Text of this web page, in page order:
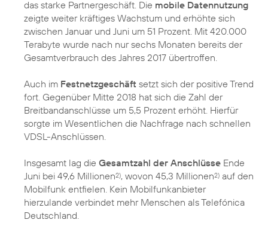
das starke Partnergeschäft. Die mobile Datennutzung
zeigte weiter kräftiges Wachstum und erhöhte sich
zwischen Januar und Juni um 51 Prozent. Mit 420.000
Terabyte wurde nach nur sechs Monaten bereits der
Gesamtverbrauch des Jahres 2017 übertroffen.
Auch im Festnetzgeschäft setzt sich der positive Trend
fort. Gegenüber Mitte 2018 hat sich die Zahl der
Breitbandanschlüsse um 5,5 Prozent erhöht. Hierfür
sorgte im Wesentlichen die Nachfrage nach schnellen
VDSL-Anschlüssen.
Insgesamt lag die Gesamtzahl der Anschlüsse Ende
Juni bei 49,6 Millionen2), wovon 45,3 Millionen2) auf den
Mobilfunk entfielen. Kein Mobilfunkanbieter
hierzulande verbindet mehr Menschen als Telefónica
Deutschland.